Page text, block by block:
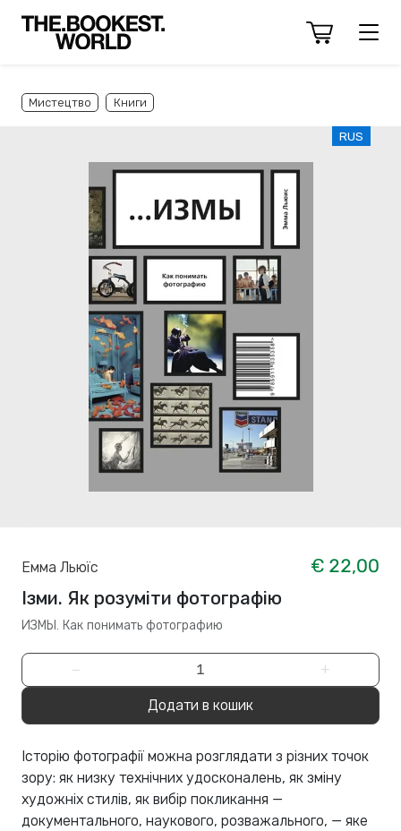
Мистецтво Книги
RUS
Емма Льюїс
€ 22,00
Ізми. Як розуміти фотографію
ИЗМЫ. Как понимать фотографию
− +
Додати в кошик
Історію фотографії можна розглядати з різних точок
зору: як низку технічних удосконалень, як зміну
художніх стилів, як вибір покликання —
документального, наукового, розважального, — яке